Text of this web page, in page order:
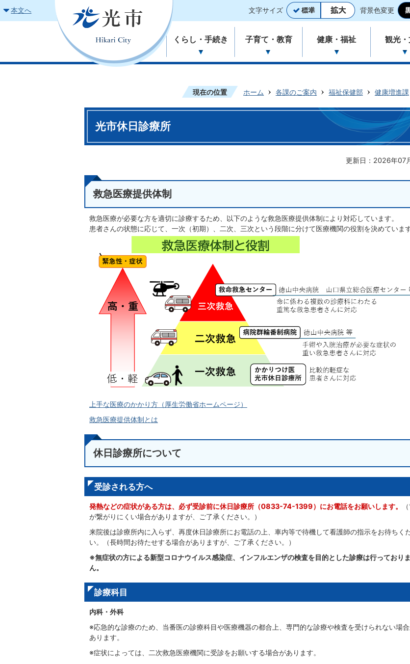
本文へ 文字サイズ 背景色変更
くらし・手続き 子育て・教育 健康・福祉 観光
現在の位置 ホーム 各課のご案内 福祉保健部 健康増進課
光市休日診療所
更新日：2026年07
救急医療提供体制
救急医療が必要な方を適切に診療するため、以下のような救急医療提供体制により対応しています。
患者さんの状態に応じて、一次（初期）、二次、三次という段階に分けて医療機関の役割を決めています
上手な医療のかかり方（厚生労働省ホームページ）
救急医療提供体制とは
休日診療所について
受診される方へ
発熱などの症状がある方は、必ず受診前に休日診療所（0833-74-1399）にお電話をお願いします。
が繋がりにくい場合がありますが、ご了承ください。）
来院後は診療所内に入らず、再度休日診療所にお電話の上、車内等で待機して看護師の指示をお待ちく
い。（長時間お待たせする場合がありますが、ご了承ください。）
※無症状の方による新型コロナウイルス感染症、インフルエンザの検査を目的とした診療は行っており
ん。
診療科目
内科・外科
※応急的な診療のため、当番医の診療科目や医療機器の都合上、専門的な診療や検査を受けられない場
あります。
※症状によっては、二次救急医療機関に受診をお願いする場合があります。